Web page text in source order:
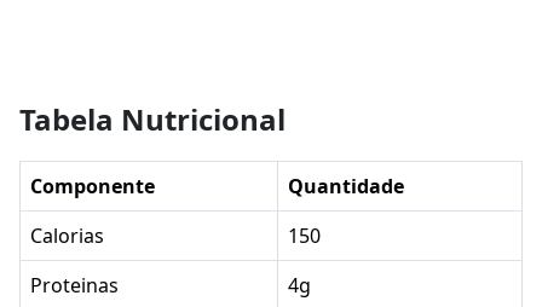
Tabela Nutricional
Componente
Quantidade
Calorias
150
Proteinas
4g